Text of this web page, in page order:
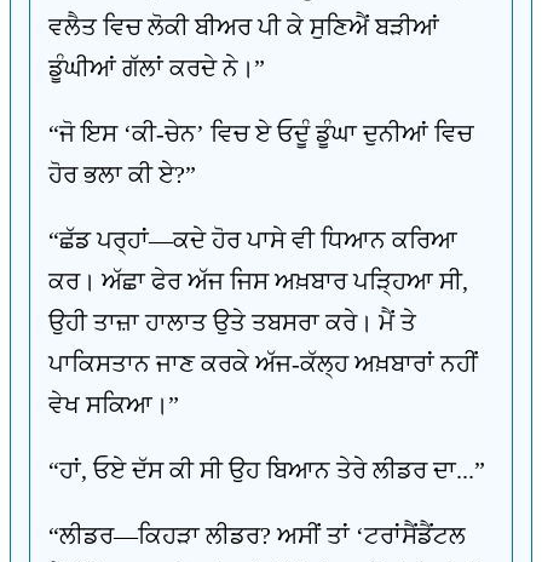
ਵਲੈਤ ਵਿਚ ਲੋਕੀ ਬੀਅਰ ਪੀ ਕੇ ਸੁਣਿਐਂ ਬੜੀਆਂ
ਡੂੰਘੀਆਂ ਗੱਲਾਂ ਕਰਦੇ ਨੇ।”
“ਜੋ ਇਸ ‘ਕੀ-ਚੇਨ’ ਵਿਚ ਏ ਓਦੂੰ ਡੂੰਘਾ ਦੁਨੀਆਂ ਵਿਚ
ਹੋਰ ਭਲਾ ਕੀ ਏ?”
“ਛੱਡ ਪਰ੍ਹਾਂ—ਕਦੇ ਹੋਰ ਪਾਸੇ ਵੀ ਧਿਆਨ ਕਰਿਆ
ਕਰ। ਅੱਛਾ ਫੇਰ ਅੱਜ ਜਿਸ ਅਖ਼ਬਾਰ ਪੜ੍ਹਿਆ ਸੀ,
ਉਹੀ ਤਾਜ਼ਾ ਹਾਲਾਤ ਉਤੇ ਤਬਸਰਾ ਕਰੇ। ਮੈਂ ਤੇ
ਪਾਕਿਸਤਾਨ ਜਾਣ ਕਰਕੇ ਅੱਜ-ਕੱਲ੍ਹ ਅਖ਼ਬਾਰਾਂ ਨਹੀਂ
ਵੇਖ ਸਕਿਆ।”
“ਹਾਂ, ਓਏ ਦੱਸ ਕੀ ਸੀ ਉਹ ਬਿਆਨ ਤੇਰੇ ਲੀਡਰ ਦਾ...”
“ਲੀਡਰ—ਕਿਹੜਾ ਲੀਡਰ? ਅਸੀਂ ਤਾਂ ‘ਟਰਾਂਸੈਂਡੈਂਟਲ